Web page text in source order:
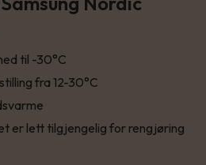
til -30°C
fra 12-30°C
er lett tilgjengelig for rengjøring